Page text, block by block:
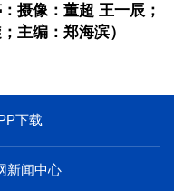
摄像：董超 王一辰；
主编：郑海滨）
下载
新闻中心